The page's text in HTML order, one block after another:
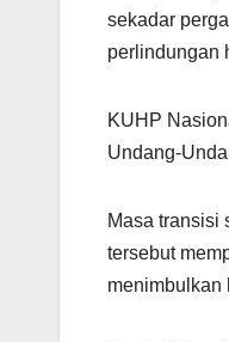
sekadar
perlindungan
KUHP
Undang-
Masa transisi
tersebut
menimbulkan